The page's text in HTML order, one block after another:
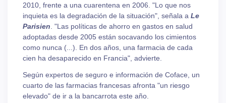
2010, frente a una cuarentena en 2006. "Lo que nos
inquieta es la degradación de la situación", señala a Le
Parisien . "Las políticas de ahorro en gastos en salud
adoptadas desde 2005 están socavando los cimientos
como nunca (...). En dos años, una farmacia de cada
cien ha desaparecido en Francia", advierte.
Según expertos de seguro e información de Coface, un
cuarto de las farmacias francesas afronta "un riesgo
elevado" de ir a la bancarrota este año.